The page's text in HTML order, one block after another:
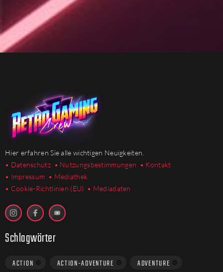
Hier erfahren Sie alle wichtigen Neuigkeiten.
• Datenschutz • Nutzungsbestimmungen • Kontakt
• Impressum • Mediathek
• Cookie-Richtlinien (EU) • Mediadaten
Schlagwörter
ACTION ACTION-ADVENTURE ADVENTURE